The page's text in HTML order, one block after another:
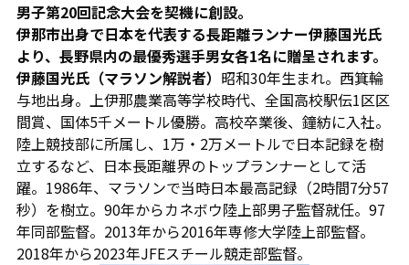
男子第20回記念大会を契機に創設。
伊那市出身で日本を代表する長距離ランナー伊藤国光氏
より、長野県内の最優秀選手男女各1名に贈呈されます。
伊藤国光氏（マラソン解説者） 昭和30年生まれ。西箕輪
与地出身。上伊那農業高等学校時代、全国高校駅伝1区区
間賞、国体5千メートル優勝。高校卒業後、鐘紡に入社。
陸上競技部に所属し、1万・2万メートルで日本記録を樹
立するなど、日本長距離界のトップランナーとして活
躍。1986年、マラソンで当時日本最高記録（2時間7分57
秒）を樹立。90年からカネボウ陸上部男子監督就任。97
年同部監督。2013年から2016年専修大学陸上部監督。
2018年から2023年JFEスチール競走部監督。